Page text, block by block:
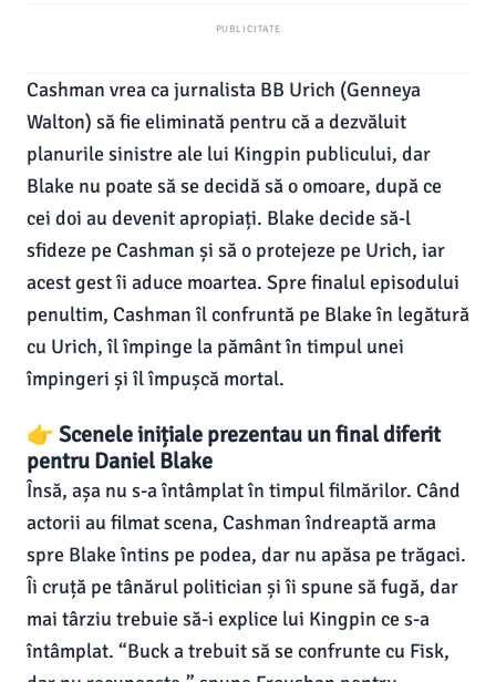
PUBLICITATE
Cashman vrea ca jurnalista BB Urich (Genneya
Walton) să fie eliminată pentru că a dezvăluit
planurile sinistre ale lui Kingpin publicului, dar
Blake nu poate să se decidă să o omoare, după ce
cei doi au devenit apropiați. Blake decide să-l
sfideze pe Cashman și să o protejeze pe Urich, iar
acest gest îi aduce moartea. Spre finalul episodului
penultim, Cashman îl confruntă pe Blake în legătură
cu Urich, îl împinge la pământ în timpul unei
împingeri și îl împușcă mortal.
👉 Scenele inițiale prezentau un final diferit
pentru Daniel Blake
Însă, așa nu s-a întâmplat în timpul filmărilor. Când
actorii au filmat scena, Cashman îndreaptă arma
spre Blake întins pe podea, dar nu apăsa pe trăgaci.
Îi cruță pe tânărul politician și îi spune să fugă, dar
mai târziu trebuie să-i explice lui Kingpin ce s-a
întâmplat. “Buck a trebuit să se confrunte cu Fisk,